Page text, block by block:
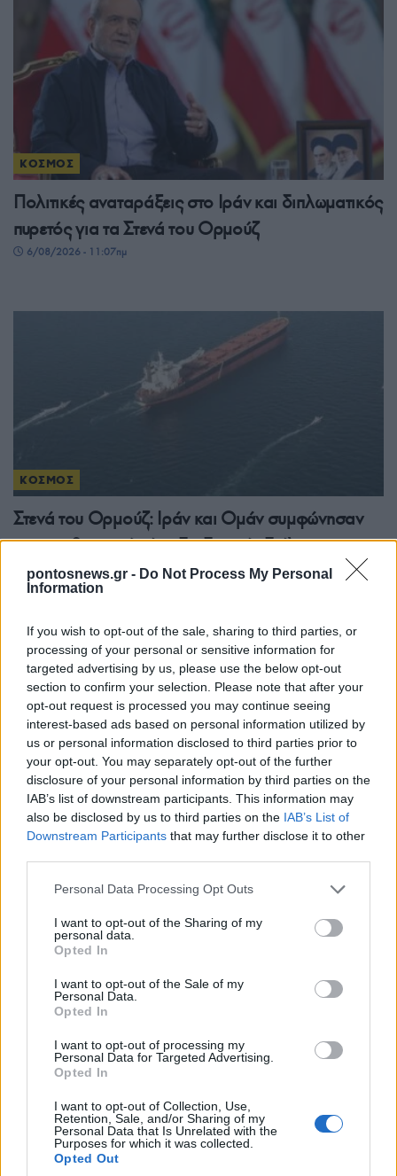
pontosnews.gr - Do Not Process My Personal
Information
If you wish to opt-out of the sale, sharing to third parties, or
processing of your personal or sensitive information for
targeted advertising by us, please use the below opt-out
section to confirm your selection. Please note that after your
opt-out request is processed you may continue seeing
interest-based ads based on personal information utilized by
us or personal information disclosed to third parties prior to
your opt-out. You may separately opt-out of the further
disclosure of your personal information by third parties on the
IAB’s list of downstream participants. This information may
also be disclosed by us to third parties on the IAB’s List of
Downstream Participants that may further disclose it to other
Please note that this website/app uses one or more Google
not limited to your visit or usage behaviour. You may click to
grant or deny consent to Google and its third-party tags to
use your data for below specified purposes in below Google
consent section.
Personal Data Processing Opt Outs
I want to opt-out of the Sharing of my
personal data.
Opted In
I want to opt-out of the Sale of my
Personal Data.
Opted In
I want to opt-out of processing my
Personal Data for Targeted Advertising.
Opted In
I want to opt-out of Collection, Use,
Retention, Sale, and/or Sharing of my
Personal Data that Is Unrelated with the
Purposes for which it was collected.
Opted Out
ΚΟΣΜΟΣ
Πολιτικές αναταράξεις στο Ιράν και διπλωματικός
πυρετός για τα Στενά του Ορμούζ
6/08/2026 - 11:07πμ
ΚΟΣΜΟΣ
Στενά του Ορμούζ: Ιράν και Ομάν συμφώνησαν
στον καθορισμό νέας διαδρομής διέλευσης των
πλοίων
5/08/2026 - 9:12μμ
ΚΟΣΜΟΣ
Τουρκία: Νομοθετική πρωτοβουλία για ειρήνευση
με το PKK, αμνηστία στους πρώην μαχητές και
αναστολή ποινών
5/08/2026 - 4:30μμ
ΚΟΣΜΟΣ